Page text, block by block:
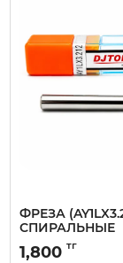
ФРЕЗА
СПИРАЛЬНЫЕ
1,800 тг